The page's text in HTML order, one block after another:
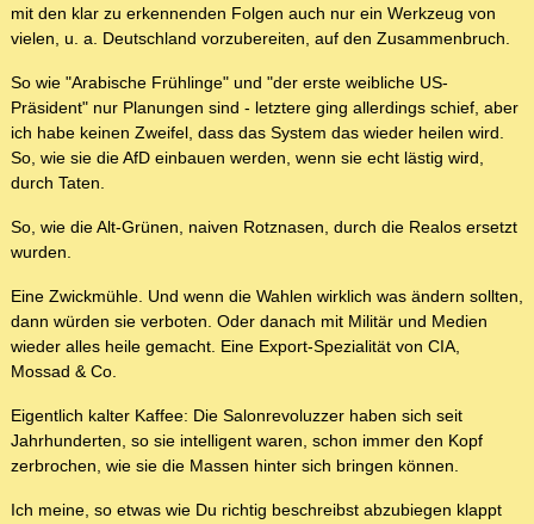
mit den klar zu erkennenden Folgen auch nur ein Werkzeug von
vielen, u. a. Deutschland vorzubereiten, auf den Zusammenbruch.
So wie "Arabische Frühlinge" und "der erste weibliche US-
Präsident" nur Planungen sind - letztere ging allerdings schief, aber
ich habe keinen Zweifel, dass das System das wieder heilen wird.
So, wie sie die AfD einbauen werden, wenn sie echt lästig wird,
durch Taten.
So, wie die Alt-Grünen, naiven Rotznasen, durch die Realos ersetzt
wurden.
Eine Zwickmühle. Und wenn die Wahlen wirklich was ändern sollten,
dann würden sie verboten. Oder danach mit Militär und Medien
wieder alles heile gemacht. Eine Export-Spezialität von CIA,
Mossad & Co.
Eigentlich kalter Kaffee: Die Salonrevoluzzer haben sich seit
Jahrhunderten, so sie intelligent waren, schon immer den Kopf
zerbrochen, wie sie die Massen hinter sich bringen können.
Ich meine, so etwas wie Du richtig beschreibst abzubiegen klappt